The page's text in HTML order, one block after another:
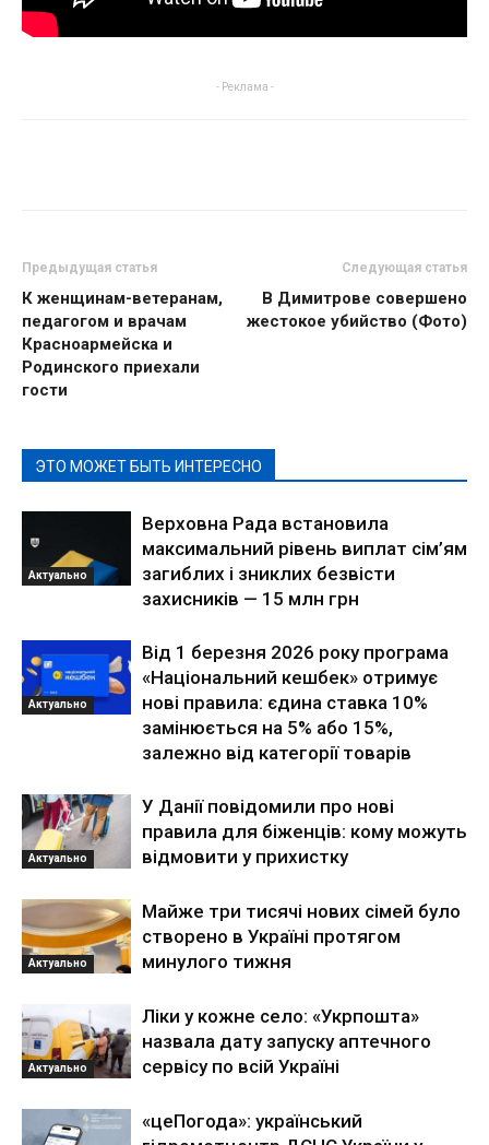
- Реклама -
Предыдущая статья
К женщинам-ветеранам,
педагогом и врачам
Красноармейска и
Родинского приехали
гости
Следующая статья
В Димитрове совершено
жестокое убийство (Фото)
ЭТО МОЖЕТ БЫТЬ ИНТЕРЕСНО
Актуально
Верховна Рада встановила
максимальний рівень виплат сім’ям
загиблих і зниклих безвісти
захисників — 15 млн грн
Актуально
Від 1 березня 2026 року програма
«Національний кешбек» отримує
нові правила: єдина ставка 10%
замінюється на 5% або 15%,
залежно від категорії товарів
Актуально
У Данії повідомили про нові
правила для біженців: кому можуть
відмовити у прихистку
Актуально
Майже три тисячі нових сімей було
створено в Україні протягом
минулого тижня
Актуально
Ліки у кожне село: «Укрпошта»
назвала дату запуску аптечного
сервісу по всій Україні
«цеПогода»: український